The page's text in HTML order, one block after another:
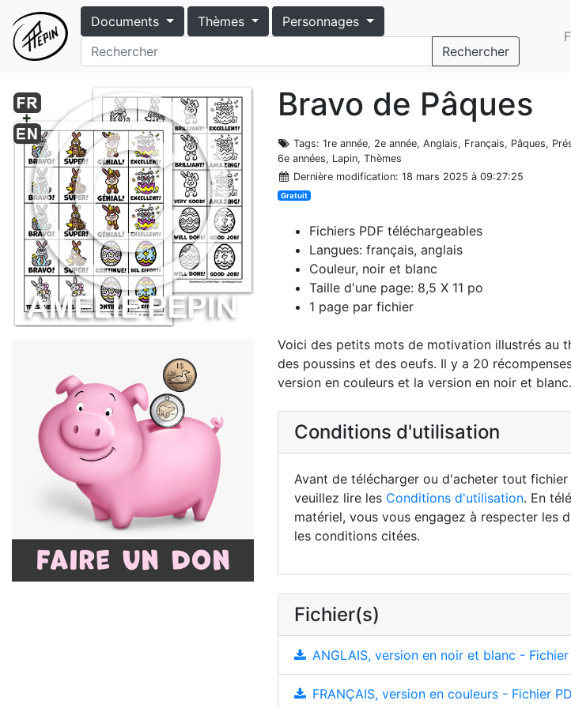
Documents Thèmes
Personnages
Rechercher
Bravo de Pâques
Tags: 1re année, 2e année, Anglais, Français, Pâques,
6e années, Lapin, Thèmes
Dernière modification: 18 mars 2025 à 09:27:25
Gratuit
Fichiers PDF téléchargeables
Langues: français, anglais
Couleur, noir et blanc
Taille d'une page: 8,5 X 11 po
1 page par fichier
Voici des petits mots de motivation illustrés au
des poussins et des oeufs. Il y a 20
version en couleurs et la version en noir et blanc.
Conditions d'utilisation
Avant de télécharger ou d'acheter tout fichier
veuillez lire les Conditions d'utilisation. En
matériel, vous vous engagez à respecter les
les conditions citées.
Fichier(s)
ANGLAIS, version en noir et blanc - Fichier
FRANÇAIS, version en couleurs - Fichier